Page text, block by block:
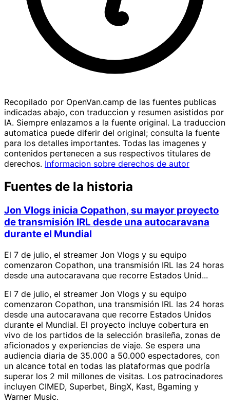
Recopilado por OpenVan.camp de las fuentes publicas
indicadas abajo, con traduccion y resumen asistidos por
IA. Siempre enlazamos a la fuente original. La traduccion
automatica puede diferir del original; consulta la fuente
para los detalles importantes. Todas las imagenes y
contenidos pertenecen a sus respectivos titulares de
derechos. Informacion sobre derechos de autor
Fuentes de la historia
Jon Vlogs inicia Copathon, su mayor proyecto
de transmisión IRL desde una autocaravana
durante el Mundial
El 7 de julio, el streamer Jon Vlogs y su equipo
comenzaron Copathon, una transmisión IRL las 24 horas
desde una autocaravana que recorre Estados Unid...
El 7 de julio, el streamer Jon Vlogs y su equipo
comenzaron Copathon, una transmisión IRL las 24 horas
desde una autocaravana que recorre Estados Unidos
durante el Mundial. El proyecto incluye cobertura en
vivo de los partidos de la selección brasileña, zonas de
aficionados y experiencias de viaje. Se espera una
audiencia diaria de 35.000 a 50.000 espectadores, con
un alcance total en todas las plataformas que podría
superar los 2 mil millones de visitas. Los patrocinadores
incluyen CIMED, Superbet, BingX, Kast, Bgaming y
Warner Music.